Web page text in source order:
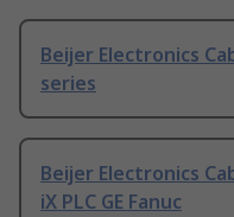
Beijer Electronics
series
Beijer Electronics
iX PLC GE Fanuc